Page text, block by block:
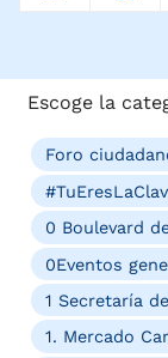
Escoge la
Foro
0 Boulevard
0Eventos
1 Secretaría
1. Mercado